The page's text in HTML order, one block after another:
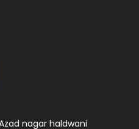
nagar haldwani